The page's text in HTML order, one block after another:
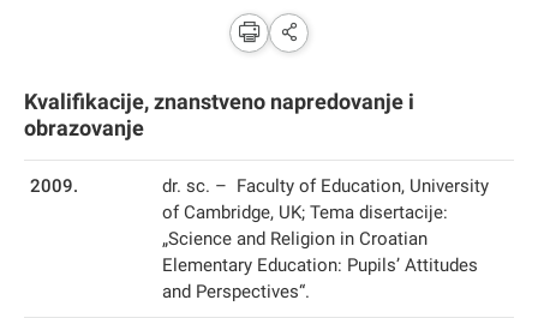
Kvalifikacije, znanstveno napredovanje i
obrazovanje
2009.
dr. sc. – Faculty of Education, University
of Cambridge, UK; Tema disertacije:
„Science and Religion in Croatian
Elementary Education: Pupils’ Attitudes
and Perspectives“.